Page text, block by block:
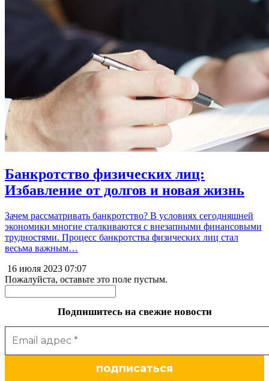
Банкротство физических лиц:
Избавление от долгов и новая жизнь
Зачем рассматривать банкротство? В условиях сегодняшней
экономики многие сталкиваются с внезапными финансовыми
трудностями. Процесс банкротства физических лиц стал
весьма важным…
16 июля 2023 07:07
Пожалуйста, оставьте это поле пустым.
Подпишитесь на свежие новости